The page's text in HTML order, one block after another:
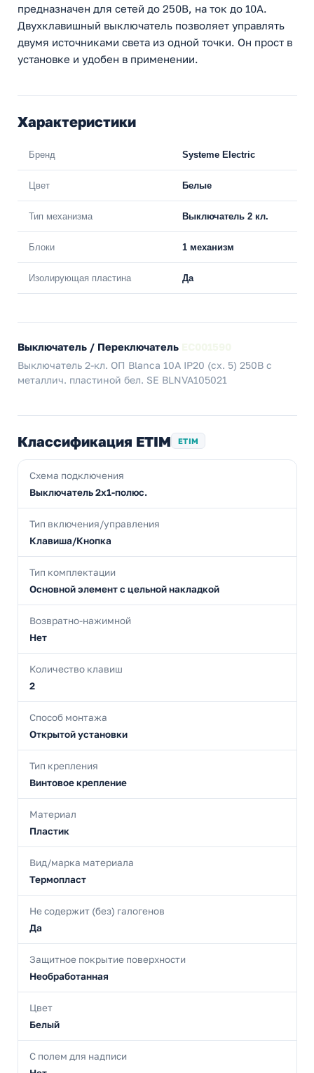
предназначен для сетей до 250В, на ток до 10А.
Двухклавишный выключатель позволяет управлять
двумя источниками света из одной точки. Он прост в
установке и удобен в применении.
Характеристики
Бренд Systeme Electric
Цвет Белые
Тип механизма Выключатель 2 кл.
Блоки 1 механизм
Изолирующая пластина Да
Выключатель / Переключатель
Выключатель 2-кл. ОП Blanca 10А IP20 (сх. 5) 250В с
металлич. пластиной бел. SE BLNVA105021
Классификация ETIM ETIM
Схема подключения
Выключатель 2х1-полюс.
Тип включения/управления
Клавиша/Кнопка
Тип комплектации
Основной элемент с цельной накладкой
Возвратно-нажимной
Нет
Количество клавиш
2
Способ монтажа
Открытой установки
Тип крепления
Винтовое крепление
Материал
Пластик
Вид/марка материала
Термопласт
Не содержит (без) галогенов
Да
Защитное покрытие поверхности
Необработанная
Цвет
Белый
С полем для надписи